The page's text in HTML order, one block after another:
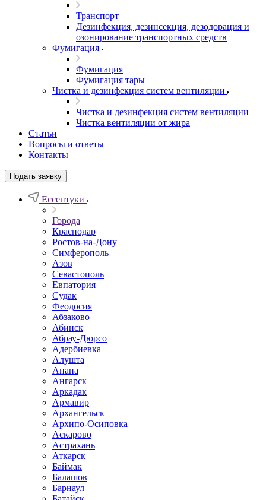
Транспорт
Дезинфекция, дезинсекция, дезодорация и
озонирование транспортных средств
Фумигация
Фумигация
Фумигация тары
Чистка и дезинфекция систем вентиляции
Чистка и дезинфекция систем вентиляции
Чистка вентиляции от жира
Статьи
Вопросы и ответы
Контакты
Подать заявку
Ессентуки
Города
Краснодар
Ростов-на-Дону
Симферополь
Азов
Севастополь
Евпатория
Судак
Феодосия
Абзаково
Абинск
Абрау-Дюрсо
Адербиевка
Алушта
Анапа
Ангарск
Аркадак
Армавир
Архангельск
Архипо-Осиповка
Аскарово
Астрахань
Аткарск
Баймак
Балашов
Барнаул